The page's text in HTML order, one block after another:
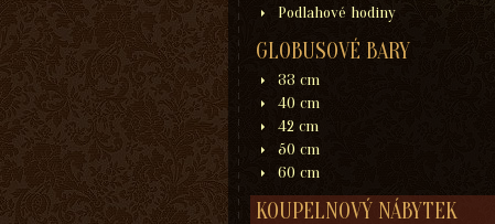
Podlahové hodiny
GLOBUSOVÉ BARY
33 cm
40 cm
42 cm
50 cm
60 cm
KOUPELNOVÝ NÁBYTEK